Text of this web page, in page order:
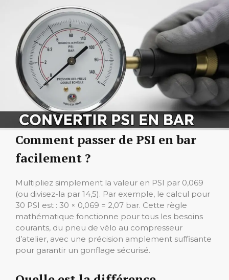
Comment passer de PSI en bar
facilement ?
Multipliez simplement la valeur en PSI par 0,069
(ou divisez-la par 14,5). Par exemple, le calcul pour
30 PSI est : 30 × 0,069 = 2,07 bar. Cette règle
mathématique fonctionne pour tous les besoins
courants, du pneu de vélo au compresseur
d’atelier, avec une précision amplement suffisante
pour garantir un gonflage sécurisé.